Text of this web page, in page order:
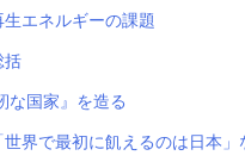
生エネルギーの課題
括
な国家』を造る
世界で最初に飢えるのは日本」